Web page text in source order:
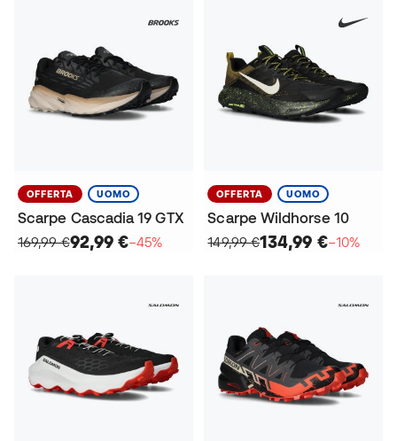
OFFERTA UOMO
Scarpe Cascadia 19 GTX
169,99 €92,99 €−45%
OFFERTA UOMO
Scarpe Wildhorse 10
149,99 €134,99 €−10%